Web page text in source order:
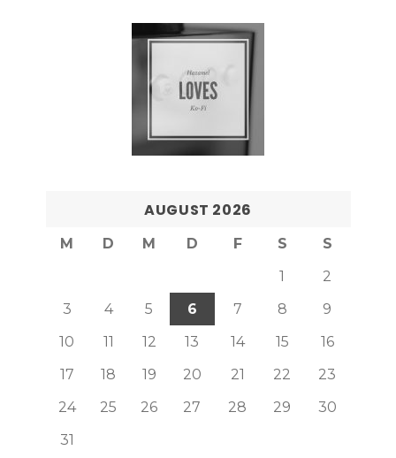
AUGUST 2026
M D M D F S
S
1
2
3
4 5 6 7 8
9
10
11 12 13 14 15
16
17
18 19 20 21 22
23
24
25 26 27 28 29
30
31